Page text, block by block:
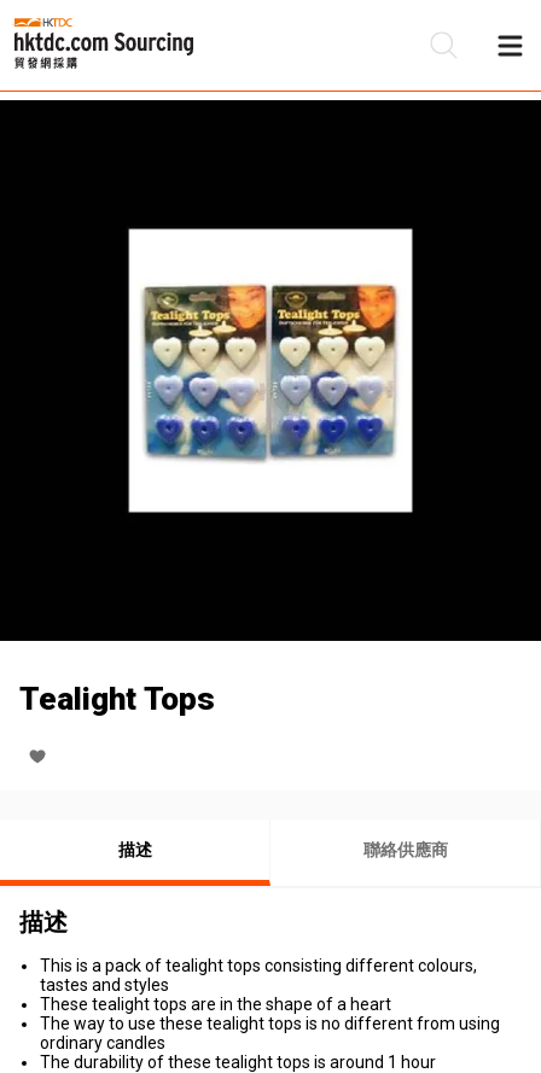
Tealight Tops
描述 聯絡供應商
描述
This is a pack of tealight tops consisting different colours,
tastes and styles
These tealight tops are in the shape of a heart
The way to use these tealight tops is no different from using
ordinary candles
The durability of these tealight tops is around 1 hour